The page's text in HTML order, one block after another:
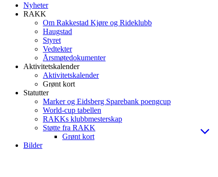
Nyheter
RAKK
Om Rakkestad Kjøre og Rideklubb
Haugstad
Styret
Vedtekter
Årsmøtedokumenter
Aktivitetskalender
Aktivitetskalender
Grønt kort
Statutter
Marker og Eidsberg Sparebank poengcup
World-cup tabellen
RAKKs klubbmesterskap
Støtte fra RAKK
Grønt kort
Bilder